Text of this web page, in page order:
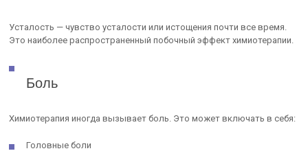
Усталость — чувство усталости или истощения почти все время.
Это наиболее распространенный побочный эффект химиотерапии.
Боль
Химиотерапия иногда вызывает боль. Это может включать в себя:
Головные боли